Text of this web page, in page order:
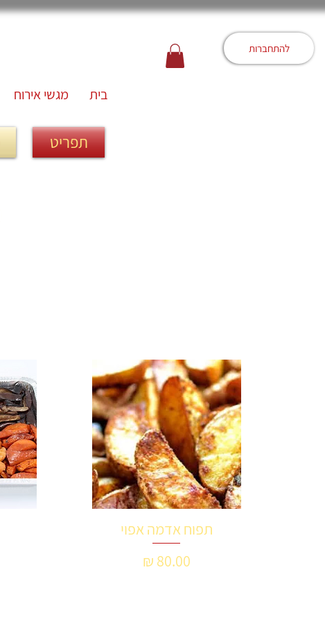
להתחברות
בית מגשי אירוח
תפריט
תצוגה מהירה
תפוח אדמה אפוי
מחיר